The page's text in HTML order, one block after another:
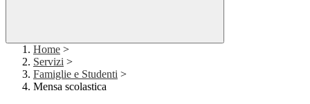
Home >
Servizi >
Famiglie e Studenti >
Mensa scolastica